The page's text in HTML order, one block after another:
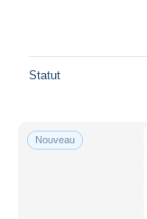
Statut
Nouveau